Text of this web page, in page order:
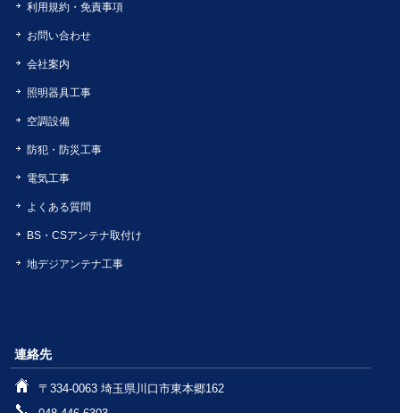
利用規約・免責事項
お問い合わせ
会社案内
照明器具工事
空調設備
防犯・防災工事
電気工事
よくある質問
BS・CSアンテナ取付け
地デジアンテナ工事
連絡先
〒334-0063 埼玉県川口市東本郷162